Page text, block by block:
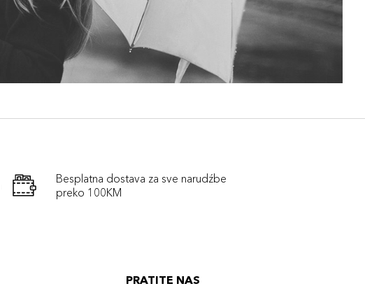
Besplatna dostava za sve narudźbe
preko 100KM
PRATITE NAS